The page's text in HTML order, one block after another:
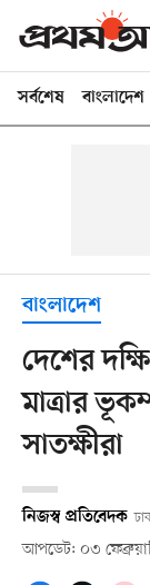
সর্বশেষ বাংলাদেশ
বাংলাদেশ
দেশের
মাত্রার
সাতক্ষীরা
নিজস্ব প্রতিবেদক
আপডেট: ০৩